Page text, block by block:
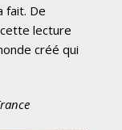
fait. De
lecture
créé qui